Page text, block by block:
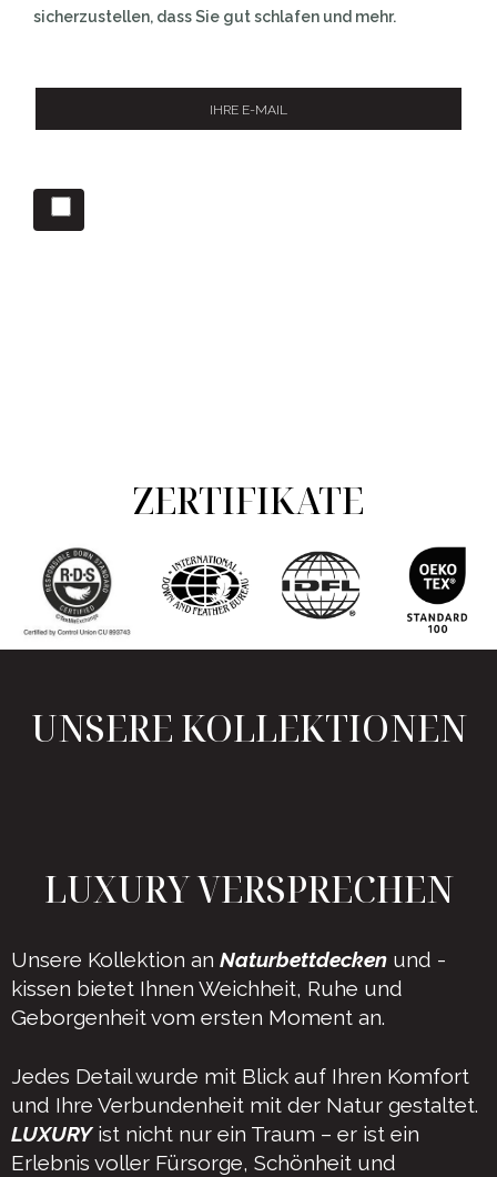
sicherzustellen, dass Sie gut schlafen und mehr.
ZERTIFIKATE
UNSERE KOLLEKTIONEN
LUXURY VERSPRECHEN
Unsere Kollektion an Naturbettdecken und -
kissen bietet Ihnen Weichheit, Ruhe und
Geborgenheit vom ersten Moment an.
Jedes Detail wurde mit Blick auf Ihren Komfort
und Ihre Verbundenheit mit der Natur gestaltet.
LUXURY ist nicht nur ein Traum – er ist ein
Erlebnis voller Fürsorge, Schönheit und